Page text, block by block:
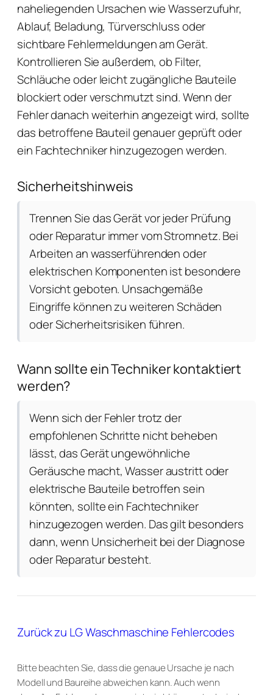
naheliegenden Ursachen wie Wasserzufuhr,
Ablauf, Beladung, Türverschluss oder
sichtbare Fehlermeldungen am Gerät.
Kontrollieren Sie außerdem, ob Filter,
Schläuche oder leicht zugängliche Bauteile
blockiert oder verschmutzt sind. Wenn der
Fehler danach weiterhin angezeigt wird, sollte
das betroffene Bauteil genauer geprüft oder
ein Fachtechniker hinzugezogen werden.
Sicherheitshinweis
Trennen Sie das Gerät vor jeder Prüfung
oder Reparatur immer vom Stromnetz. Bei
Arbeiten an wasserführenden oder
elektrischen Komponenten ist besondere
Vorsicht geboten. Unsachgemäße
Eingriffe können zu weiteren Schäden
oder Sicherheitsrisiken führen.
Wann sollte ein Techniker kontaktiert
werden?
Wenn sich der Fehler trotz der
empfohlenen Schritte nicht beheben
lässt, das Gerät ungewöhnliche
Geräusche macht, Wasser austritt oder
elektrische Bauteile betroffen sein
könnten, sollte ein Fachtechniker
hinzugezogen werden. Das gilt besonders
dann, wenn Unsicherheit bei der Diagnose
oder Reparatur besteht.
Zurück zu LG Waschmaschine Fehlercodes
Bitte beachten Sie, dass die genaue Ursache je nach
Modell und Baureihe abweichen kann. Auch wenn